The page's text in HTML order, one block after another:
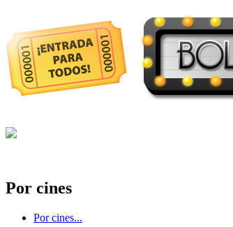
Por cines
Por cines...